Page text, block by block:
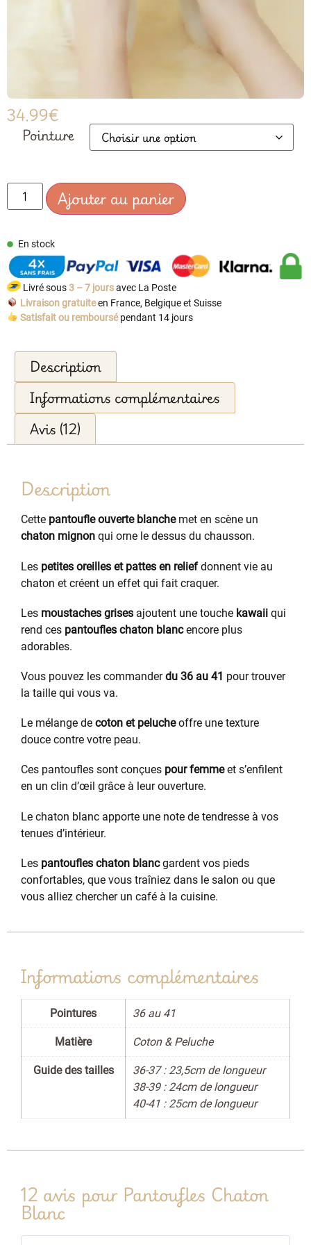
34.99€
Pointure
Ajouter au panier
En stock
Livré sous3 – 7 joursavec La Poste
Livraison gratuiteen France, Belgique et Suisse
Satisfait ou remboursépendant 14 jours
Description
Informations complémentaires
Avis (12)
Description
Cette pantoufle ouverte blanchemet en scène un
chaton mignon qui orne le dessus du chausson.
Les petites oreilles et pattes en reliefdonnent vie au
chaton et créent un effet qui fait craquer.
Les moustaches grises ajoutent une touche kawaii qui
rend ces pantoufles chaton blancencore plus
adorables.
Vous pouvez les commanderdu 36 au 41 pour trouver
la taille qui vous va.
Le mélange de coton et pelucheoffre une texture
douce contre votre peau.
Ces pantoufles sont conçues pour femmeet s’enfilent
en un clin d’œil grâce à leur ouverture.
Le chaton blanc apporte une note de tendresse à vos
tenues d’intérieur.
Les pantoufles chaton blancgardent vos pieds
confortables, que vous traîniez dans le salon ou que
vous alliez chercher un café à la cuisine.
Informations complémentaires
Pointures 36 au 41
Matière Coton & Peluche
Guide des tailles
36-37 : 23,5cm de longueur
38-39 : 24cm de longueur
40-41 : 25cm de longueur
12 avis pour Pantoufles Chaton
Blanc